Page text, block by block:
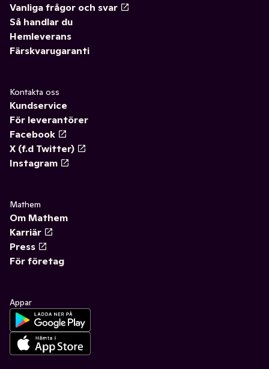
Vanliga frågor och svar
Så handlar du
Hemleverans
Färskvarugaranti
Kontakta oss
Kundservice
För leverantörer
Facebook
X (f.d Twitter)
Instagram
Mathem
Om Mathem
Karriär
Press
För företag
Appar